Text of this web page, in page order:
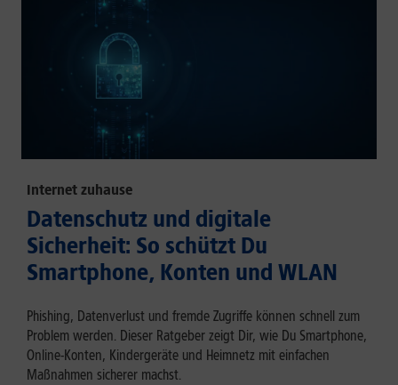
Internet zuhause
Datenschutz und digitale
Sicherheit: So schützt Du
Smartphone, Konten und WLAN
Phishing, Datenverlust und fremde Zugriffe können schnell zum
Problem werden. Dieser Ratgeber zeigt Dir, wie Du Smartphone,
Online-Konten, Kindergeräte und Heimnetz mit einfachen
Maßnahmen sicherer machst.